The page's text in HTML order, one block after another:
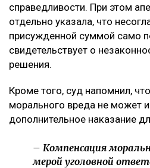
справедливости. При этом
отдельно указала, что
присужденной суммой само
свидетельствует о
решения.
Кроме того, суд напомнил,
морального вреда не может
дополнительное наказание
– Компенсация
мерой уголовной